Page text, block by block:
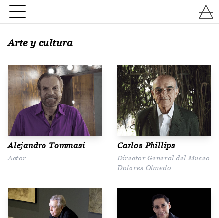
Arte y cultura
Alejandro Tommasi
Actor
Carlos Phillips
Director General del Museo
Dolores Olmedo